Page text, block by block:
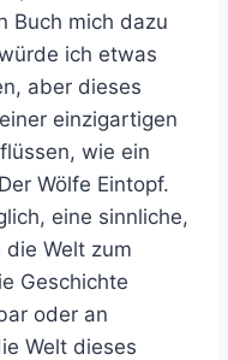
Buch mich dazu
ich etwas
aber dieses
einzigartigen
wie ein
Wölfe Eintopf.
eine sinnliche,
Welt zum
Geschichte
oder an
Welt dieses